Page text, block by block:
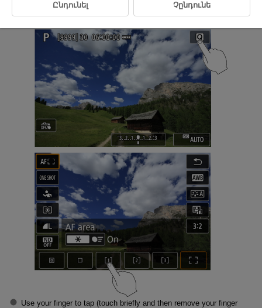
Sample screen (Quick Control)
Use your finger to tap (touch briefly and then remove your finger
Ընդունել Չընդունե